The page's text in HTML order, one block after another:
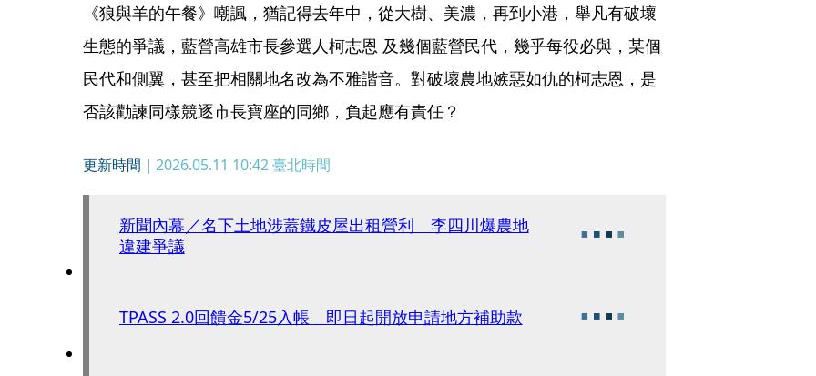
《狼與羊的午餐》嘲諷，猶記得去年中，從大樹、美濃，再到小港，舉凡有破壞
生態的爭議，藍營高雄市長參選人柯志恩 及幾個藍營民代，幾乎每役必與，某個
民代和側翼，甚至把相關地名改為不雅諧音。對破壞農地嫉惡如仇的柯志恩，是
否該勸諫同樣競逐市長寶座的同鄉，負起應有責任？
更新時間｜ 2026.05.11 10:42臺北時間
新聞內幕／名下土地涉蓋鐵皮屋出租營利 李四川爆農地
違建爭議
TPASS 2.0回饋金5/25入帳 即日起開放申請地方補助款